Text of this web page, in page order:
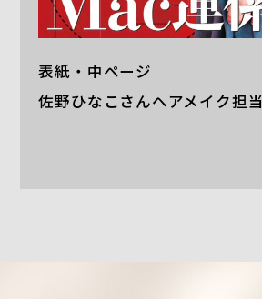
表紙・中ページ
佐野ひなこさんヘアメイク担当